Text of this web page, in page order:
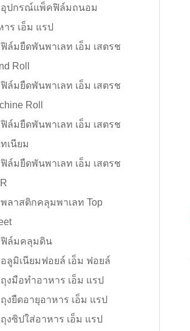
อุปกรณ์แพ็คฟิล์มถนอม
าร เอ็ม แรป
ฟิล์มยืดพันพาเลท เอ็ม เสตรช
Roll
ฟิล์มยืดพันพาเลท เอ็ม เสตรช
Roll
ฟิล์มยืดพันพาเลท เอ็ม เสตรช
เนียม
ฟิล์มยืดพันพาเลท เอ็ม เสตรช
พลาสติกคลุมพาเลท Top
ฟิล์มคลุมดิน
อลูมิเนียมฟอยล์ เอ็ม ฟอยล์
ถุงมือทำอาหาร เอ็ม แรป
ถุงยืดอายุอาหาร เอ็ม แรป
ถุงซิปใส่อาหาร เอ็ม แรป